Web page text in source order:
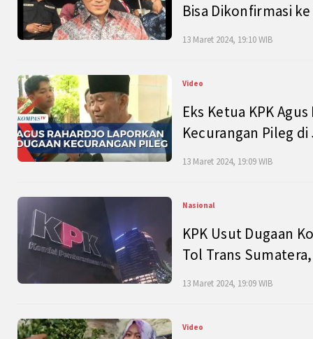
Bisa Dikonfirmasi
13 Maret 2024, 19:10 WIB
Video
Eks Ketua KPK
Kecurangan Pileg
13 Maret 2024, 19:09 WIB
Nasional
KPK Usut Dugaan
Tol Trans
13 Maret 2024, 19:09 WIB
Video